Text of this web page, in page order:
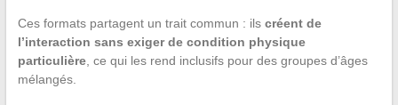
Ces formats partagent un trait commun : ils créent de
l’interaction sans exiger de condition physique
particulière, ce qui les rend inclusifs pour des groupes d’âges
mélangés.